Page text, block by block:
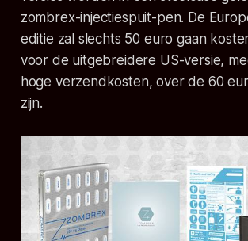
zombrex-injectiespuit-pen. De
editie zal slechts 50 euro gaan
voor de uitgebreidere US-versie,
hoge verzendkosten, over de 60
zijn.